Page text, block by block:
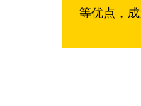
等优点，